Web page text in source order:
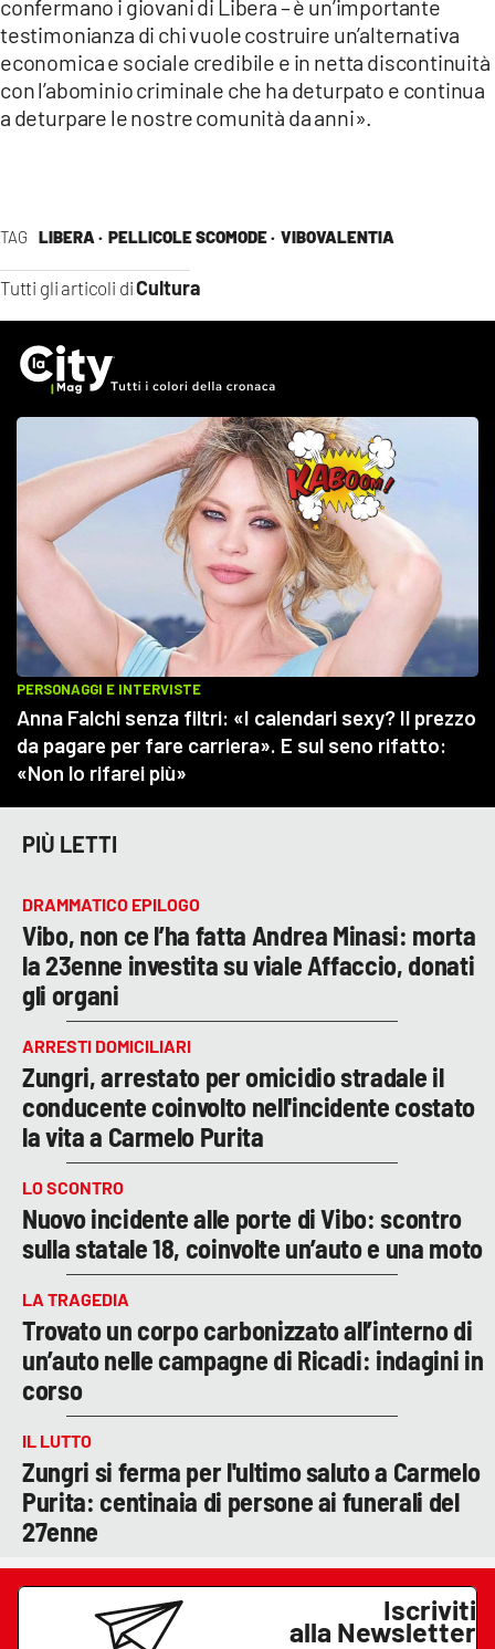
TAG LIBERA · PELLICOLE SCOMODE · VIBOVALENTIA
Tutti gli articoli diCultura
confermano i giovani di Libera – è un’importante
testimonianza di chi vuole costruire un’alternativa
economica e sociale credibile e in netta discontinuità
con l’abominio criminale che ha deturpato e continua
a deturpare le nostre comunità da anni».
PIÙ LETTI
DRAMMATICO EPILOGO
Vibo, non ce l’ha fatta Andrea Minasi: morta
la 23enne investita su viale Affaccio, donati
gli organi
ARRESTI DOMICILIARI
Zungri, arrestato per omicidio stradale il
conducente coinvolto nell'incidente costato
la vita a Carmelo Purita
LO SCONTRO
Nuovo incidente alle porte di Vibo: scontro
sulla statale 18, coinvolte un’auto e una moto
LA TRAGEDIA
Trovato un corpo carbonizzato all’interno di
un’auto nelle campagne di Ricadi: indagini in
corso
IL LUTTO
Zungri si ferma per l'ultimo saluto a Carmelo
Purita: centinaia di persone ai funerali del
27enne
Iscriviti
alla Newsletter